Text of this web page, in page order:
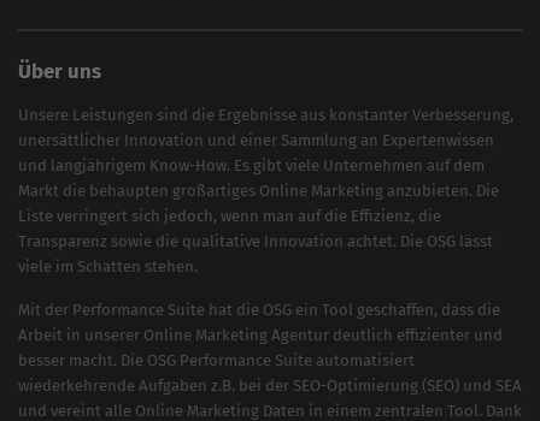
Über uns
Unsere Leistungen sind die Ergebnisse aus konstanter Verbesserung,
unersättlicher Innovation und einer Sammlung an Expertenwissen
und langjährigem Know-How. Es gibt viele Unternehmen auf dem
Markt die behaupten großartiges Online Marketing anzubieten. Die
Liste verringert sich jedoch, wenn man auf die Effizienz, die
Transparenz sowie die qualitative Innovation achtet. Die OSG lässt
viele im Schatten stehen.
Mit der Performance Suite hat die OSG ein Tool geschaffen, dass die
Arbeit in unserer Online Marketing Agentur deutlich effizienter und
besser macht. Die OSG Performance Suite automatisiert
wiederkehrende Aufgaben z.B. bei der SEO-Optimierung (SEO) und SEA
und vereint alle Online Marketing Daten in einem zentralen Tool. Dank